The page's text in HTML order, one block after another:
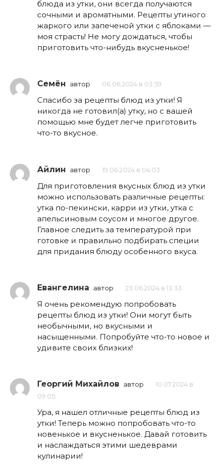
блюда из утки, они всегда получаются
сочными и ароматными. Рецепты утиного
жаркого или запеченой утки с яблоками —
моя страсть! Не могу дождаться, чтобы
приготовить что-нибудь вкусненькое!
Семён автор 06.06.2024 в 03:59
Спасибо за рецепты блюд из утки! Я
никогда не готовил(а) утку, но с вашей
помощью мне будет легче приготовить
что-то вкусное.
Айлин автор 19.06.2024 в 04:03
Для приготовления вкусных блюд из утки
можно использовать различные рецепты:
утка по-пекински, карри из утки, утка с
апельсиновым соусом и многое другое.
Главное следить за температурой при
готовке и правильно подбирать специи
для придания блюду особенного вкуса.
Евангелина автор 23.06.2024 в 13:33
Я очень рекомендую попробовать
рецепты блюд из утки! Они могут быть
необычными, но вкусными и
насыщенными. Попробуйте что-то новое и
удивите своих близких!
Георгий Михайлов автор
10.07.2024 в
09:05
Ура, я нашел отличные рецепты блюд из
утки! Теперь можно попробовать что-то
новенькое и вкусненькое. Давай готовить
и наслаждаться этими шедеврами
кулинарии!